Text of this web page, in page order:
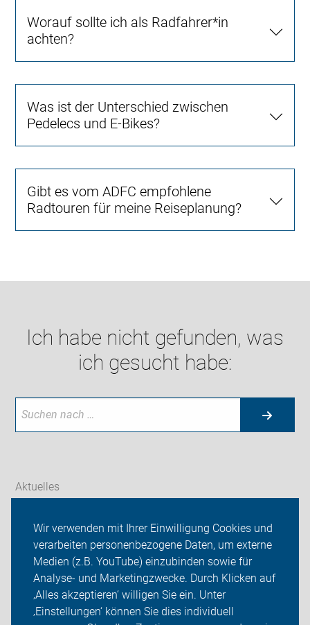
Wir verwenden mit Ihrer Einwilligung Cookies und
verarbeiten personenbezogene Daten, um externe
Medien (z.B. YouTube) einzubinden sowie für
Analyse- und Marketingzwecke. Durch Klicken auf
‚Alles akzeptieren‘ willigen Sie ein. Unter
‚Einstellungen‘ können Sie dies individuell
Worauf sollte ich als Radfahrer*in
achten?
Was ist der Unterschied zwischen
Pedelecs und E-Bikes?
Gibt es vom ADFC empfohlene
Radtouren für meine Reiseplanung?
Ich habe nicht gefunden, was
ich gesucht habe:
Aktuelles
ADFC Jena - Saaletal
Sei dabei
Presse